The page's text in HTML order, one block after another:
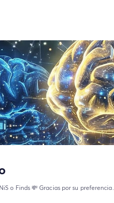
o Finds 💸 Gracias por su preferencia.